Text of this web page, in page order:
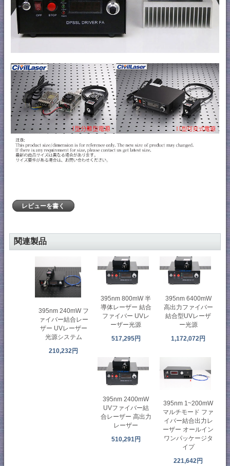
レビューを書く
関連製品
395nm 240mW フ
ァイバー結合レー
ザー UVレーザー
光源システム
210,232円
395nm 800mW 半
導体レーザー 結合
ファイバー UVレ
ーザー光源
517,295円
395nm 6400mW
高出力ファイバー
結合型UVレーザ
ー光源
1,172,072円
395nm 2400mW
UVファイバー結
合レーザー 高出力
レーザー
510,291円
395nm 1~200mW
マルチモード ファ
イバー結合出力レ
ーザー オールイン
ワンパッケージタ
イプ
221,642円